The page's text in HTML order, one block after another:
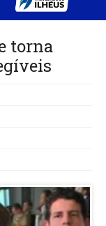
torna